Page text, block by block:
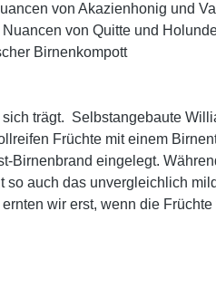
von Akazienhonig und
von Quitte und
Birnenkompott
trägt. Selbstangebaute
Früchte mit einem
Birnenbrand eingelegt.
auch das unvergleichlich
wir erst, wenn die